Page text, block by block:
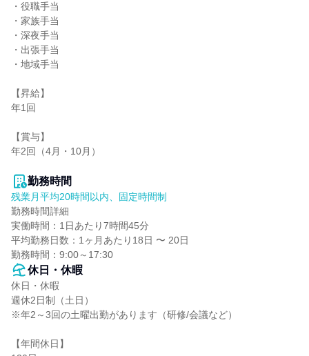
・役職手当
・家族手当
・深夜手当
・出張手当
・地域手当
【昇給】
年1回
【賞与】
年2回（4月・10月）
勤務時間
残業月平均20時間以内、固定時間制
勤務時間詳細
実働時間：1日あたり7時間45分
平均勤務日数：1ヶ月あたり18日 〜 20日
勤務時間：9:00～17:30
休日・休暇
休日・休暇
週休2日制（土日）
※年2～3回の土曜出勤があります（研修/会議など）
【年間休日】